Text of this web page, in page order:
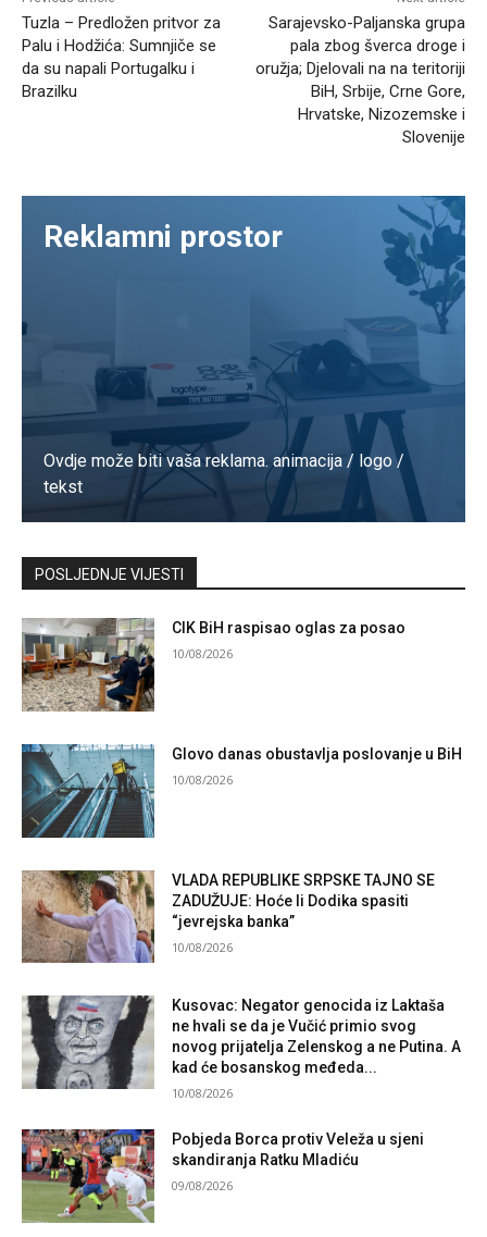
Tuzla – Predložen pritvor za
Palu i Hodžića: Sumnjiče se
da su napali Portugalku i
Brazilku
Sarajevsko-Paljanska grupa
pala zbog šverca droge i
oružja; Djelovali na na teritoriji
BiH, Srbije, Crne Gore,
Hrvatske, Nizozemske i
Slovenije
Reklamni prostor
Ovdje može biti vaša reklama. animacija / logo /
tekst
Kontaktirajte nas
POSLJEDNJE VIJESTI
CIK BiH raspisao oglas za posao
10/08/2026
Glovo danas obustavlja poslovanje u BiH
10/08/2026
VLADA REPUBLIKE SRPSKE TAJNO SE
ZADUŽUJE: Hoće li Dodika spasiti
“jevrejska banka”
10/08/2026
Kusovac: Negator genocida iz Laktaša
ne hvali se da je Vučić primio svog
novog prijatelja Zelenskog a ne Putina. A
kad će bosanskog međeda...
10/08/2026
Pobjeda Borca protiv Veleža u sjeni
skandiranja Ratku Mladiću
09/08/2026